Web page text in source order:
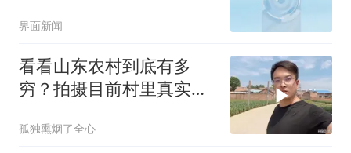
界面新闻
看看山东农村到底有多
穷？拍摄目前村里真实现
孤独熏烟了全心